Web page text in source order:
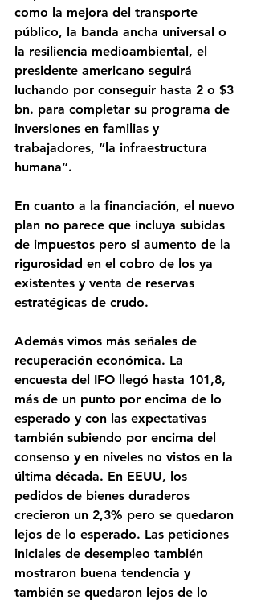
como la mejora del transporte
público, la banda ancha universal o
la resiliencia medioambiental, el
presidente americano seguirá
luchando por conseguir hasta 2 o $3
bn. para completar su programa de
inversiones en familias y
trabajadores, “la infraestructura
humana”.
En cuanto a la financiación, el nuevo
plan no parece que incluya subidas
de impuestos pero si aumento de la
rigurosidad en el cobro de los ya
existentes y venta de reservas
estratégicas de crudo.
Además vimos más señales de
recuperación económica. La
encuesta del IFO llegó hasta 101,8,
más de un punto por encima de lo
esperado y con las expectativas
también subiendo por encima del
consenso y en niveles no vistos en la
última década. En EEUU, los
pedidos de bienes duraderos
crecieron un 2,3% pero se quedaron
lejos de lo esperado. Las peticiones
iniciales de desempleo también
mostraron buena tendencia y
también se quedaron lejos de lo